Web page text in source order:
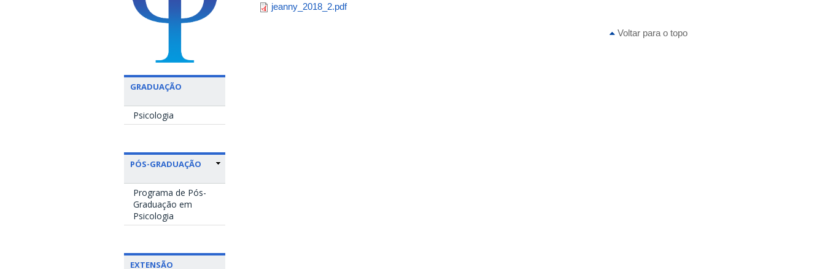
GRADUAÇÃO
Psicologia
PÓS-GRADUAÇÃO
Programa de Pós-
Graduação em
Psicologia
EXTENSÃO
jeanny_2018_2.pdf
Voltar para o topo